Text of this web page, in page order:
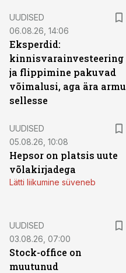
UUDISED
06.08.26, 14:06
Eksperdid:
kinnisvarainvesteering
ja flippimine pakuvad
võimalusi, aga ära armu
sellesse
UUDISED
05.08.26, 10:08
Hepsor on platsis uute
võlakirjadega
Lätti liikumine süveneb
UUDISED
03.08.26, 07:00
Stock-office on
muutunud